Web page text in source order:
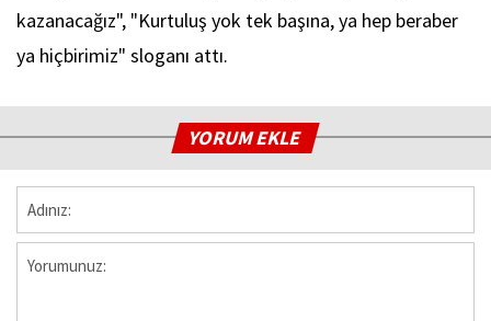
kazanacağız", "Kurtuluş yok tek başına, ya hep beraber
ya hiçbirimiz" sloganı attı.
YORUM EKLE